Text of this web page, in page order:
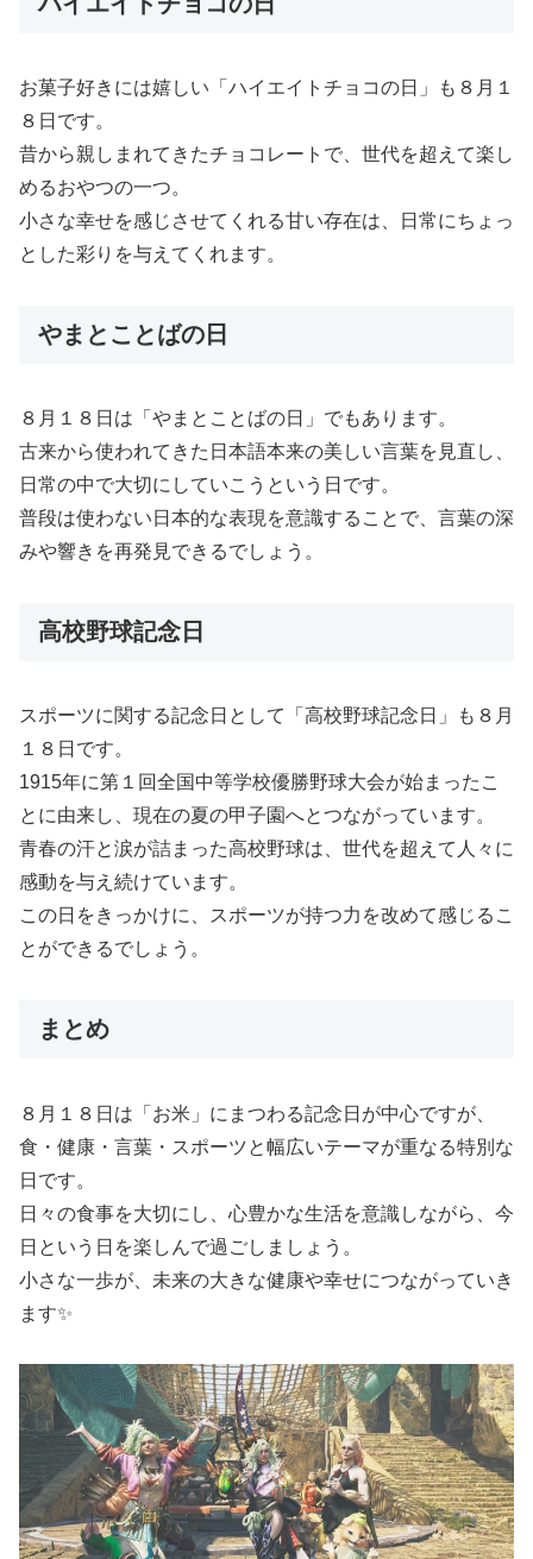
お菓子好きには嬉しい「ハイエイトチョコの日」も８月１
８日です。
昔から親しまれてきたチョコレートで、世代を超えて楽し
めるおやつの一つ。
小さな幸せを感じさせてくれる甘い存在は、日常にちょっ
とした彩りを与えてくれます。
やまとことばの日
８月１８日は「やまとことばの日」でもあります。
古来から使われてきた日本語本来の美しい言葉を見直し、
日常の中で大切にしていこうという日です。
普段は使わない日本的な表現を意識することで、言葉の深
みや響きを再発見できるでしょう。
高校野球記念日
スポーツに関する記念日として「高校野球記念日」も８月
１８日です。
1915年に第１回全国中等学校優勝野球大会が始まったこ
とに由来し、現在の夏の甲子園へとつながっています。
青春の汗と涙が詰まった高校野球は、世代を超えて人々に
感動を与え続けています。
この日をきっかけに、スポーツが持つ力を改めて感じるこ
とができるでしょう。
まとめ
８月１８日は「お米」にまつわる記念日が中心ですが、
食・健康・言葉・スポーツと幅広いテーマが重なる特別な
日です。
日々の食事を大切にし、心豊かな生活を意識しながら、今
日という日を楽しんで過ごしましょう。
小さな一歩が、未来の大きな健康や幸せにつながっていき
ます✨